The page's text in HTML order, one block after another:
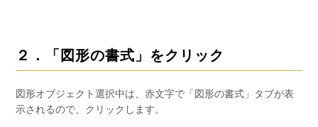
２．「図形の書式」をクリック
図形オブジェクト選択中は、赤文字で「図形の書式」タブが表
示されるので、クリックします。